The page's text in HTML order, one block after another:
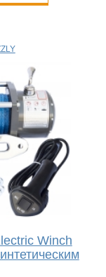
Winch